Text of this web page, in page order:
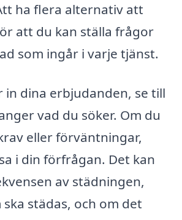
ha flera alternativ att
att du kan ställa frågor
som ingår i varje tjänst.
in dina erbjudanden, se till
vad du söker. Om du
eller förväntningar,
i din förfrågan. Det kan
av städningen,
städas, och om det